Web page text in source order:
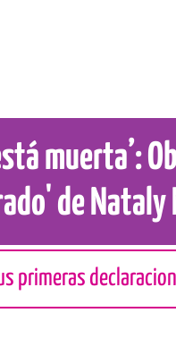
muerta’:
de Nataly
primeras